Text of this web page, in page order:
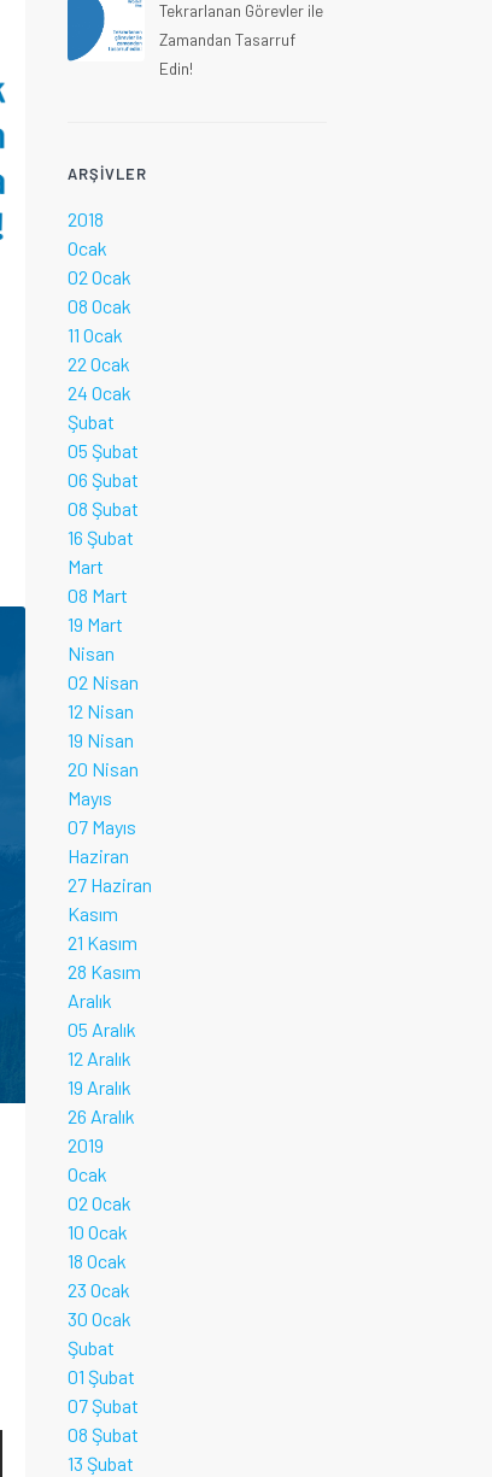
Tekrarlanan Görevler ile
Zamandan Tasarruf
Edin!
ARŞIVLER
2018
Ocak
02 Ocak
08 Ocak
11 Ocak
22 Ocak
24 Ocak
Şubat
05 Şubat
06 Şubat
08 Şubat
16 Şubat
Mart
08 Mart
19 Mart
Nisan
02 Nisan
12 Nisan
19 Nisan
20 Nisan
Mayıs
07 Mayıs
Haziran
27 Haziran
Kasım
21 Kasım
28 Kasım
Aralık
05 Aralık
12 Aralık
19 Aralık
26 Aralık
2019
Ocak
02 Ocak
10 Ocak
18 Ocak
23 Ocak
30 Ocak
Şubat
01 Şubat
07 Şubat
08 Şubat
13 Şubat